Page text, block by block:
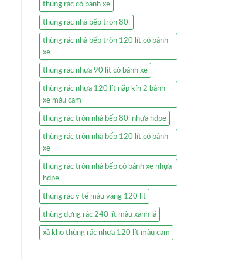
thùng rác có bánh xe
thùng rác nhà bếp tròn 80l
thùng rác nhà bếp tròn 120 lít có bánh
xe
thùng rác nhựa 90 lít có bánh xe
thùng rác nhựa 120 lít nắp kín 2 bánh
xe màu cam
thùng rác tròn nhà bếp 80l nhựa hdpe
thùng rác tròn nhà bếp 120 lít có bánh
xe
thùng rác tròn nhà bếp có bánh xe nhựa
hdpe
thùng rác y tế màu vàng 120 lít
thùng đựng rác 240 lít màu xanh lá
xả kho thùng rác nhựa 120 lít màu cam